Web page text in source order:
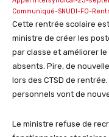
Communiqué-SNUDI-FO-
Cette rentrée scolaire
ministre de créer les
par classe et améliorer
absents. Pire, de
lors des CTSD de
personnels vont de
Le ministre refuse de